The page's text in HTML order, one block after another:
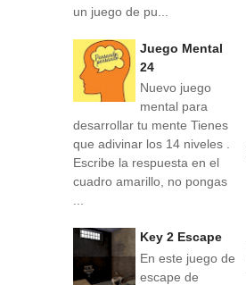
un juego de pu...
Juego Mental
24
Nuevo juego
mental para
desarrollar tu mente Tienes
que adivinar los 14 niveles .
Escribe la respuesta en el
cuadro amarillo, no pongas
...
Key 2 Escape
En este juego de
escape de